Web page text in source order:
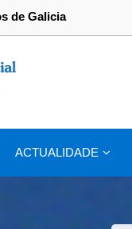
de Galicia
ACTUALIDADE